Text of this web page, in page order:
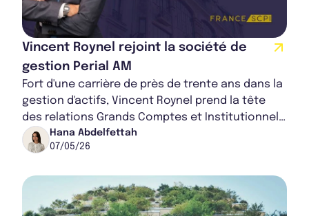
Bulletin 2024 T1
Bulletin 2023 T4
Bulletin 2023 T3
Vincent Roynel rejoint la société de
gestion Perial AM
Fort d'une carrière de près de trente ans dans la
gestion d'actifs, Vincent Roynel prend la tête
des relations Grands Comptes et Institutionnels
chez Perial Asset Management. Une n...
Hana Abdelfettah
07/05/26